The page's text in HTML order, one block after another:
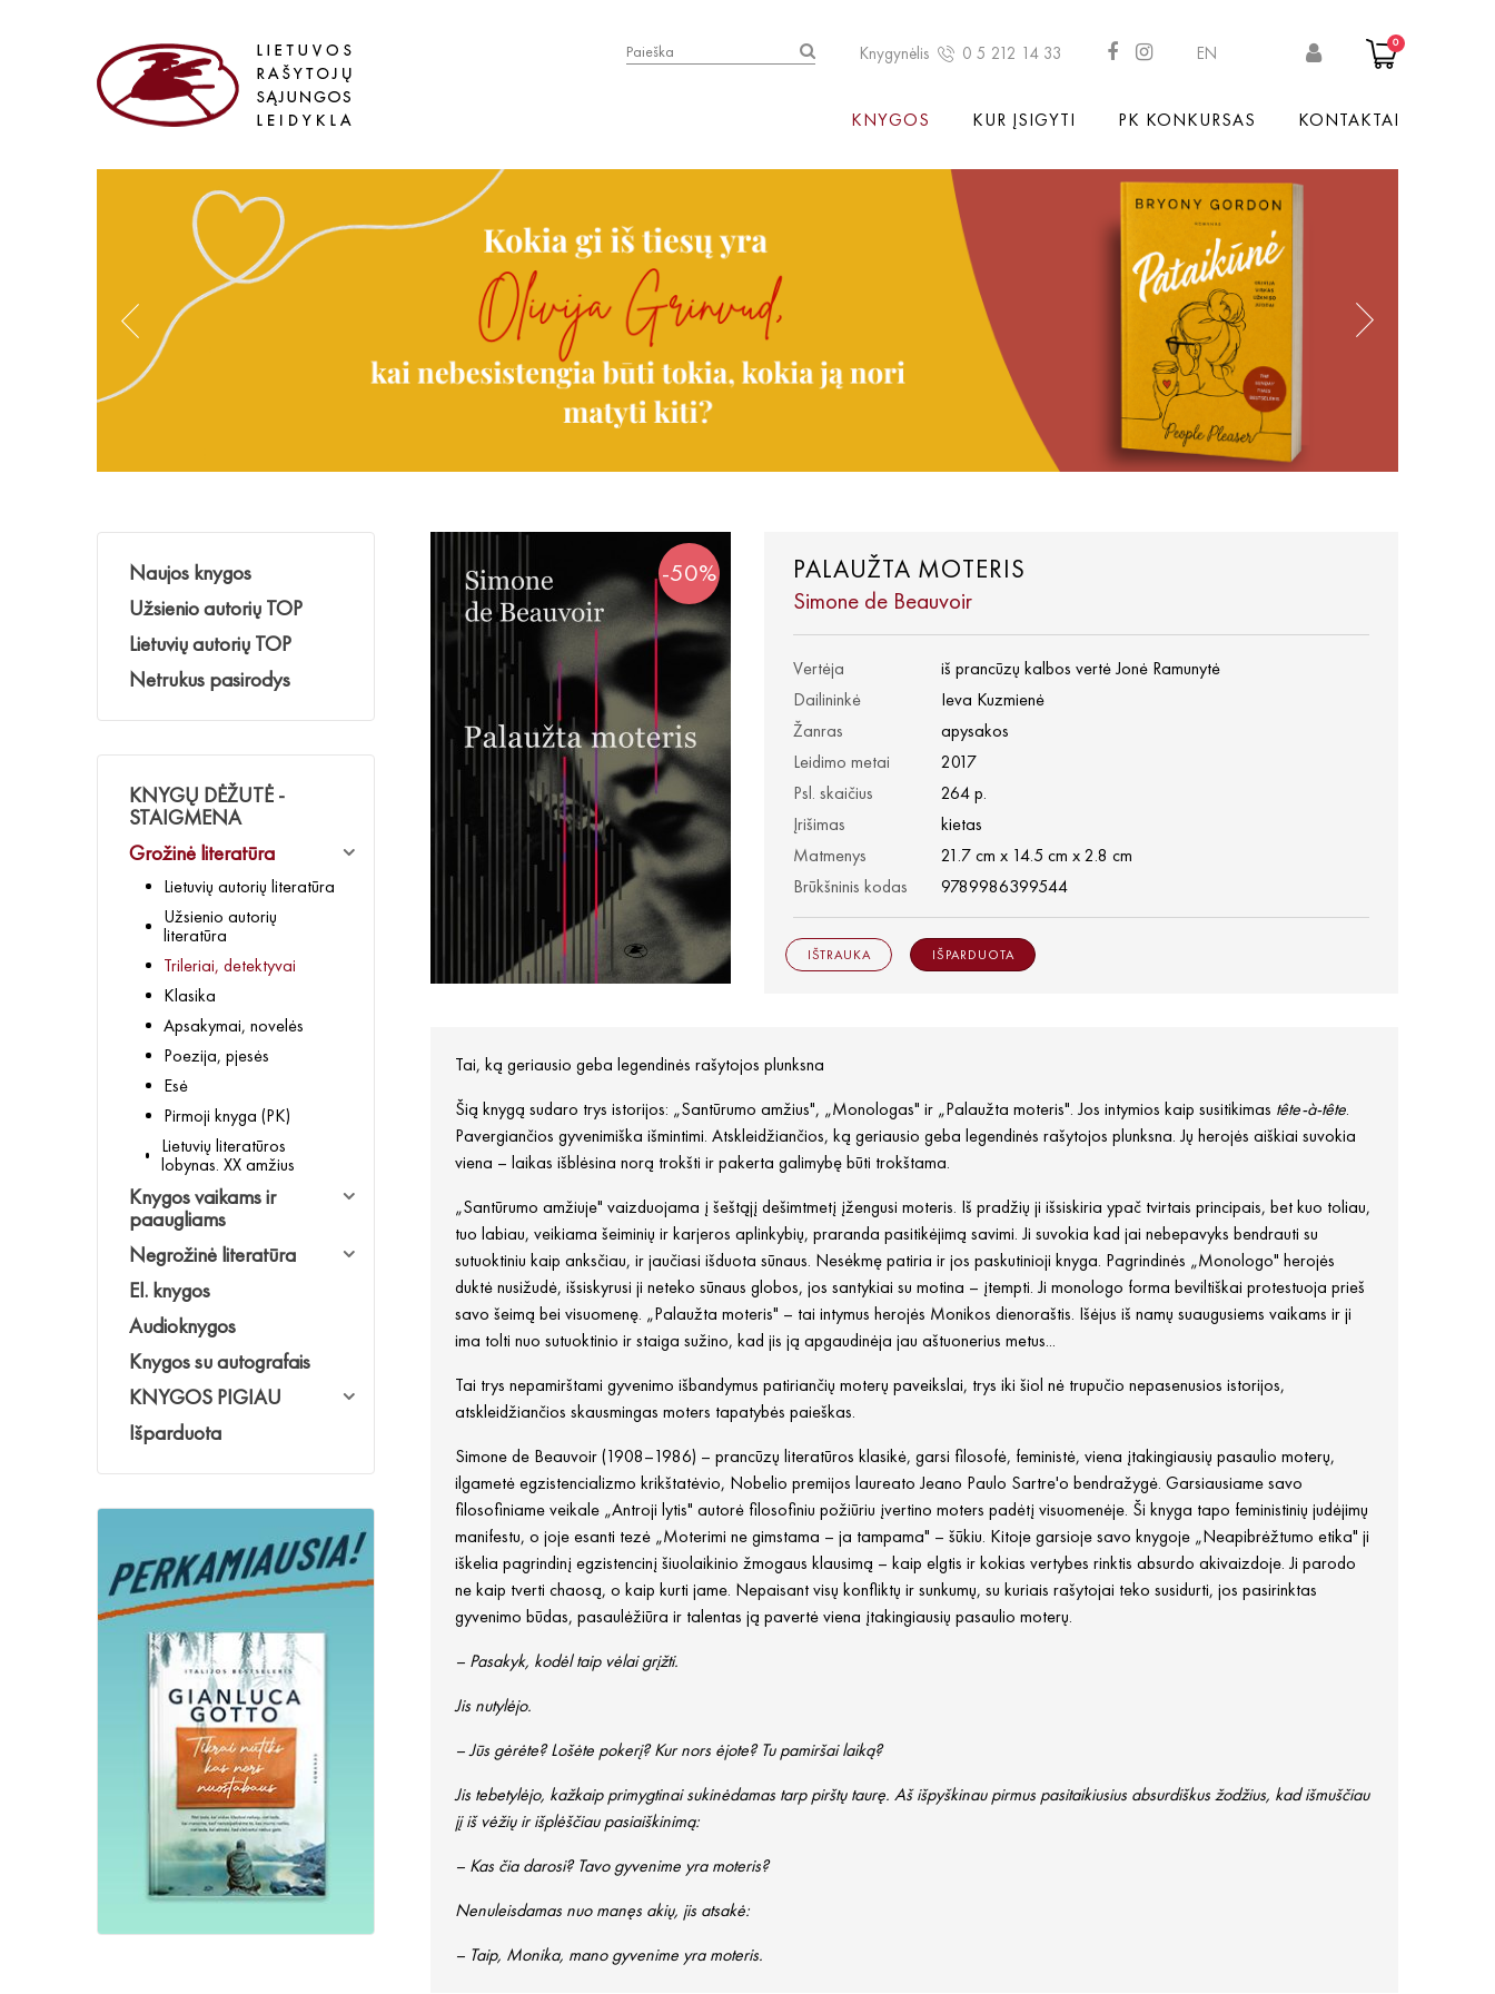
Knygynėlis 0 5 212 14 33 EN
0
KNYGOS KUR ĮSIGYTI PK KONKURSAS KONTAKTAI
Naujos knygos
Užsienio autorių TOP
Lietuvių autorių TOP
Netrukus pasirodys
KNYGŲ DĖŽUTĖ -
STAIGMENA
Grožinė literatūra
Lietuvių autorių literatūra
Užsienio autorių
literatūra
Trileriai, detektyvai
Klasika
Apsakymai, novelės
Poezija, pjesės
Esė
Pirmoji knyga (PK)
Lietuvių literatūros
lobynas. XX amžius
Knygos vaikams ir
paaugliams
Negrožinė literatūra
El. knygos
Audioknygos
Knygos su autografais
KNYGOS PIGIAU
Išparduota
-50% PALAUŽTA MOTERIS
Simone de Beauvoir
Vertėja
iš prancūzų kalbos vertė Jonė Ramunytė
Dailininkė
Ieva Kuzmienė
Žanras
apysakos
Leidimo metai
2017
Psl. skaičius
264 p.
Įrišimas
kietas
Matmenys
21.7 cm x 14.5 cm x 2.8 cm
Brūkšninis kodas
9789986399544
IŠTRAUKA IŠPARDUOTA
Tai, ką geriausio geba legendinės rašytojos plunksna
Šią knygą sudaro trys istorijos: „Santūrumo amžius", „Monologas" ir „Palaužta moteris". Jos intymios kaip susitikimas tête-à-tête.
Pavergiančios gyvenimiška išmintimi. Atskleidžiančios, ką geriausio geba legendinės rašytojos plunksna. Jų herojės aiškiai suvokia
viena – laikas išblėsina norą trokšti ir pakerta galimybę būti trokštama.
„Santūrumo amžiuje" vaizduojama į šeštąjį dešimtmetį įžengusi moteris. Iš pradžių ji išsiskiria ypač tvirtais principais, bet kuo toliau,
tuo labiau, veikiama šeiminių ir karjeros aplinkybių, praranda pasitikėjimą savimi. Ji suvokia kad jai nebepavyks bendrauti su
sutuoktiniu kaip anksčiau, ir jaučiasi išduota sūnaus. Nesėkmę patiria ir jos paskutinioji knyga. Pagrindinės „Monologo" herojės
duktė nusižudė, išsiskyrusi ji neteko sūnaus globos, jos santykiai su motina – įtempti. Ji monologo forma beviltiškai protestuoja prieš
savo šeimą bei visuomenę. „Palaužta moteris" – tai intymus herojės Monikos dienoraštis. Išėjus iš namų suaugusiems vaikams ir ji
ima tolti nuo sutuoktinio ir staiga sužino, kad jis ją apgaudinėja jau aštuonerius metus...
Tai trys nepamirštami gyvenimo išbandymus patiriančių moterų paveikslai, trys iki šiol nė trupučio nepasenusios istorijos,
atskleidžiančios skausmingas moters tapatybės paieškas.
Simone de Beauvoir (1908–1986) – prancūzų literatūros klasikė, garsi filosofė, feministė, viena įtakingiausių pasaulio moterų,
ilgametė egzistencializmo krikštatėvio, Nobelio premijos laureato Jeano Paulo Sartre'o bendražygė. Garsiausiame savo
filosofiniame veikale „Antroji lytis" autorė filosofiniu požiūriu įvertino moters padėtį visuomenėje. Ši knyga tapo feministinių judėjimų
manifestu, o joje esanti tezė „Moterimi ne gimstama – ja tampama" – šūkiu. Kitoje garsioje savo knygoje „Neapibrėžtumo etika" ji
iškelia pagrindinį egzistencinį šiuolaikinio žmogaus klausimą – kaip elgtis ir kokias vertybes rinktis absurdo akivaizdoje. Ji parodo
ne kaip tverti chaosą, o kaip kurti jame. Nepaisant visų konfliktų ir sunkumų, su kuriais rašytojai teko susidurti, jos pasirinktas
gyvenimo būdas, pasaulėžiūra ir talentas ją pavertė viena įtakingiausių pasaulio moterų.
– Pasakyk, kodėl taip vėlai grįžti.
Jis nutylėjo.
– Jūs gėrėte? Lošėte pokerį? Kur nors ėjote? Tu pamiršai laiką?
Jis tebetylėjo, kažkaip primygtinai sukinėdamas tarp pirštų taurę. Aš išpyškinau pirmus pasitaikiusius absurdiškus žodžius, kad išmuščiau
jį iš vėžių ir išplėščiau pasiaiškinimą:
– Kas čia darosi? Tavo gyvenime yra moteris?
Nenuleisdamas nuo manęs akių, jis atsakė:
– Taip, Monika, mano gyvenime yra moteris.